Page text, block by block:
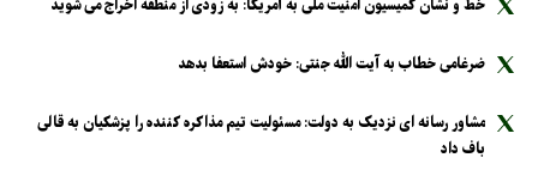
خط و نشان کمیسیون امنیت ملی به آمریکا: به زودی از منطقه اخراج می شوید
ضرغامی خطاب به آیت الله جنتی: خودش استعفا بدهد
مشاور رسانه ای نزدیک به دولت: مسئولیت تیم مذاکره کننده را پزشکیان به قالی
باف داد